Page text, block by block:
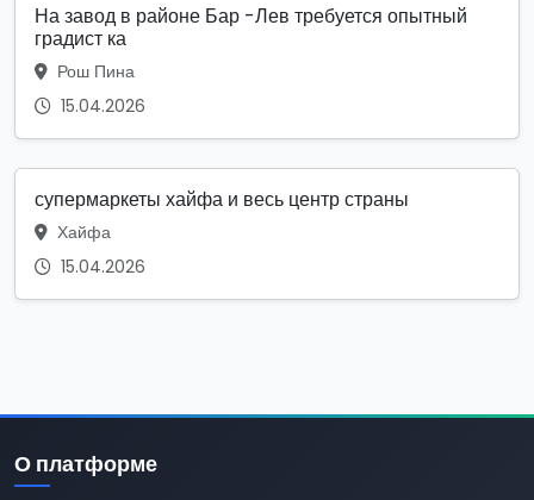
На завод в районе Бар -Лев требуется опытный
градист ка
Рош Пина
15.04.2026
супермаркеты хайфа и весь центр страны
Хайфа
15.04.2026
О платформе